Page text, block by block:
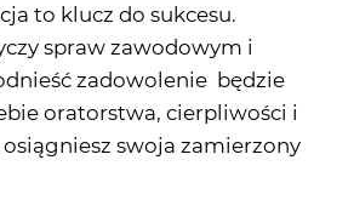
to klucz do sukcesu.
spraw zawodowym i
zadowolenie będzie
oratorstwa, cierpliwości i
swoja zamierzony